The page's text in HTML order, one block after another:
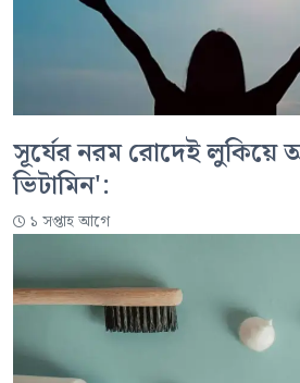
সূর্যের নরম রোদেই লুকিয়ে
ভিটামিন':
১ সপ্তাহ আগে